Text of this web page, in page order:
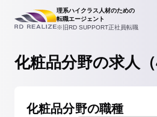
理系ハイクラス人材のための
転職エージェント
※旧RD SUPPORT正社員転職
化粧品分野の求人（
化粧品分野の職種